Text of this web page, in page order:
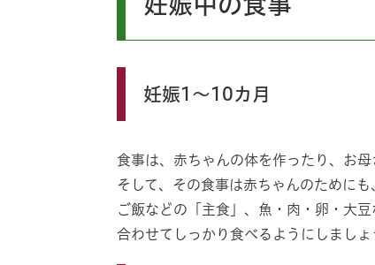
妊娠1～10カ月
食事は、赤ちゃんの体を作ったり、お
そして、その食事は赤ちゃんのために
ご飯などの「主食」、魚・肉・卵・大
合わせてしっかり食べるようにしましょ